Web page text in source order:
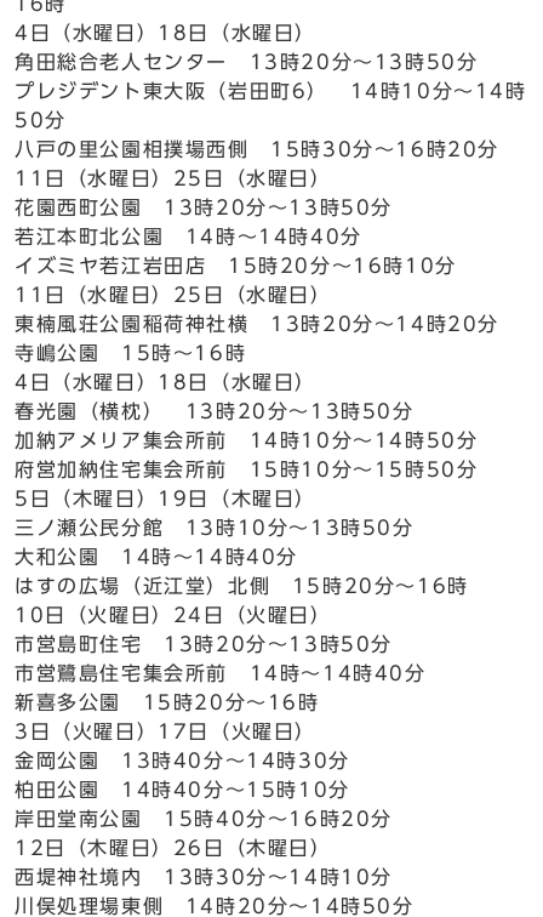
4日（水曜日）18日（水曜日）
角田総合老人センター 13時20分～13時50分
プレジデント東大阪（岩田町6） 14時10分～14時
50分
八戸の里公園相撲場西側 15時30分～16時20分
11日（水曜日）25日（水曜日）
花園西町公園 13時20分～13時50分
若江本町北公園 14時～14時40分
イズミヤ若江岩田店 15時20分～16時10分
11日（水曜日）25日（水曜日）
東楠風荘公園稲荷神社横 13時20分～14時20分
寺嶋公園 15時～16時
4日（水曜日）18日（水曜日）
春光園（横枕） 13時20分～13時50分
加納アメリア集会所前 14時10分～14時50分
府営加納住宅集会所前 15時10分～15時50分
5日（木曜日）19日（木曜日）
三ノ瀬公民分館 13時10分～13時50分
大和公園 14時～14時40分
はすの広場（近江堂）北側 15時20分～16時
10日（火曜日）24日（火曜日）
市営島町住宅 13時20分～13時50分
市営鷺島住宅集会所前 14時～14時40分
新喜多公園 15時20分～16時
3日（火曜日）17日（火曜日）
金岡公園 13時40分～14時30分
柏田公園 14時40分～15時10分
岸田堂南公園 15時40分～16時20分
12日（木曜日）26日（木曜日）
西堤神社境内 13時30分～14時10分
川俣処理場東側 14時20分～14時50分